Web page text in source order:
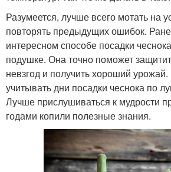
Разумеется, лучше всего мотать на
повторять предыдущих ошибок.
интересном способе посадки
подушке. Она точно поможет
невзгод и получить хороший
учитывать дни посадки чеснока по
Лучше прислушиваться к мудрости
годами копили полезные знания.